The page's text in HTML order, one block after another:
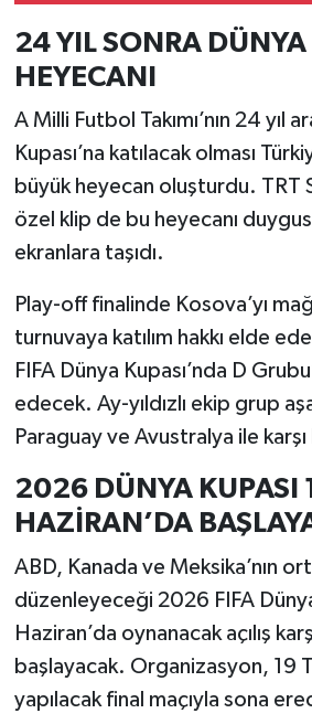
24 YIL SONRA DÜNYA
HEYECANI
A Milli Futbol Takımı’nın 24 yıl
Kupası’na katılacak olması
büyük heyecan oluşturdu. TRT
özel klip de bu heyecanı
ekranlara taşıdı.
Play-off finalinde Kosova’yı
turnuvaya katılım hakkı elde
FIFA Dünya Kupası’nda D
edecek. Ay-yıldızlı ekip grup
Paraguay ve Avustralya ile
2026 DÜNYA KUPASI
HAZİRAN’DA
ABD, Kanada ve Meksika’nın
düzenleyeceği 2026 FIFA Dünya
Haziran’da oynanacak açılış
başlayacak. Organizasyon, 19
yapılacak final maçıyla sona